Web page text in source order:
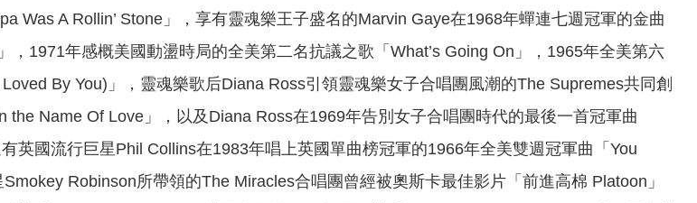
Was A Rollin’ Stone」，享有靈魂樂王子盛名的Marvin Gaye在1968年蟬連七週冠軍的金曲
，1971年感概美國動盪時局的全美第二名抗議之歌「What’s Going On」，1965年全美第六
By You)」，靈魂樂歌后Diana Ross引領靈魂樂女子合唱團風潮的The Supremes共同創
the Name Of Love」，以及Diana Ross在1969年告別女子合唱團時代的最後一首冠軍曲
有英國流行巨星Phil Collins在1983年唱上英國單曲榜冠軍的1966年全美雙週冠軍曲「You
Robinson所帶領的The Miracles合唱團曾經被奧斯卡最佳影片「前進高棉 Platoon」